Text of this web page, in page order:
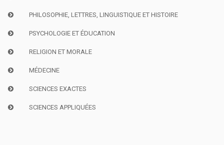
PHILOSOPHIE, LETTRES, LINGUISTIQUE ET HISTOIRE
PSYCHOLOGIE ET ÉDUCATION
RELIGION ET MORALE
MÉDECINE
SCIENCES EXACTES
SCIENCES APPLIQUÉES